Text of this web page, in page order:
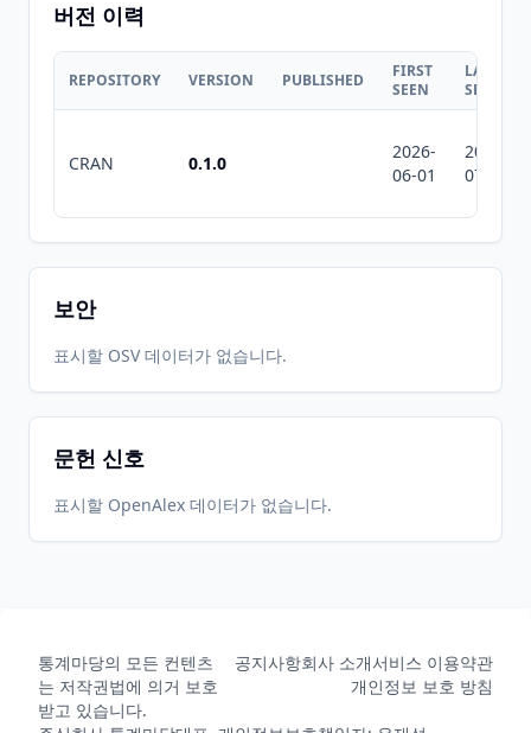
버전 이력
REPOSITORY VERSION PUBLISHED
FIRST
SEEN
LAST
SEEN
CRAN 0.1.0
2026-
06-01
2026-
07-10
보안
표시할 OSV 데이터가 없습니다.
문헌 신호
표시할 OpenAlex 데이터가 없습니다.
통계마당의 모든 컨텐츠
는 저작권법에 의거 보호
받고 있습니다.
공지사항회사 소개서비스 이용약관
개인정보 보호 방침